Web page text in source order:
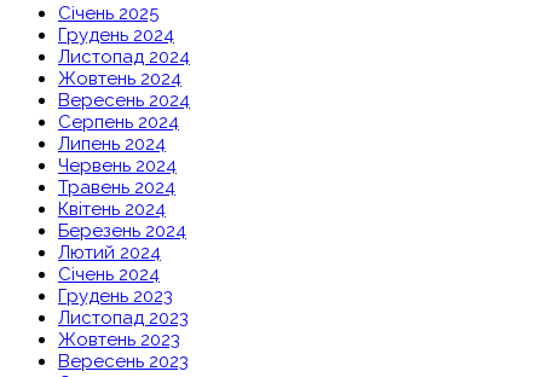
Січень 2025
Грудень 2024
Листопад 2024
Жовтень 2024
Вересень 2024
Серпень 2024
Липень 2024
Червень 2024
Травень 2024
Квітень 2024
Березень 2024
Лютий 2024
Січень 2024
Грудень 2023
Листопад 2023
Жовтень 2023
Вересень 2023